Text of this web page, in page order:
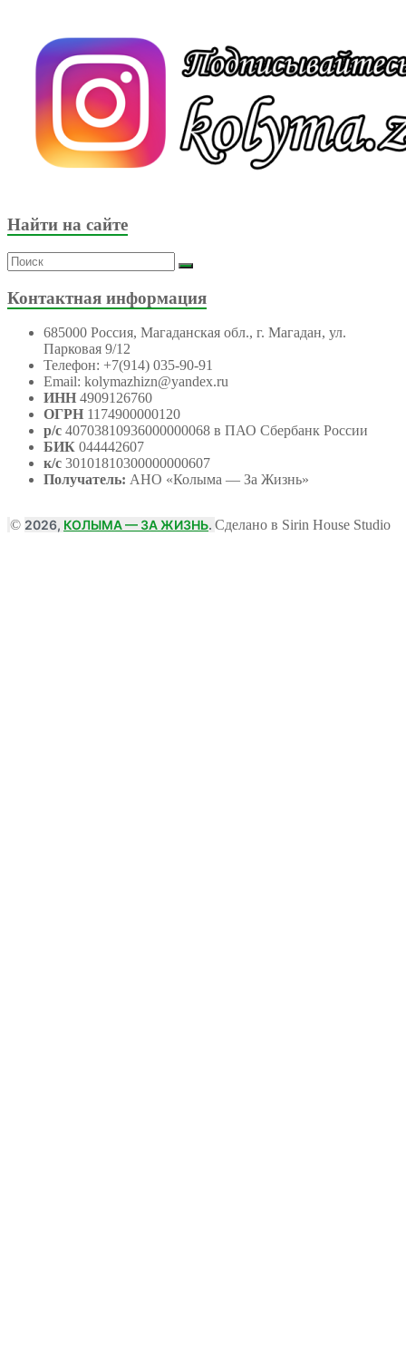
Найти на сайте
Контактная информация
685000 Россия, Магаданская обл., г. Магадан, ул.
Парковая 9/12
Телефон: +7(914) 035-90-91
Email: kolymazhizn@yandex.ru
ИНН 4909126760
ОГРН 1174900000120
р/с 40703810936000000068 в ПАО Сбербанк России
БИК 044442607
к/с 30101810300000000607
Получатель: АНО «Колыма — За Жизнь»
© 2026, КОЛЫМА — ЗА ЖИЗНЬ. Сделано в Sirin House Studio